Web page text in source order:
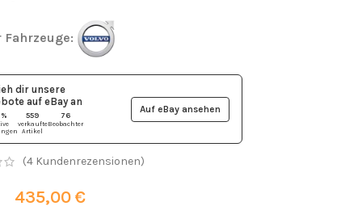
Fahrzeuge:
dir unsere
auf eBay an
559
verkaufte
Artikel
76
Beobachter
Auf eBay ansehen
(4Kundenrezensionen)
435,00 €